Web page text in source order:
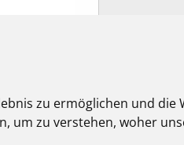
zu ermöglichen und die
um zu verstehen, woher